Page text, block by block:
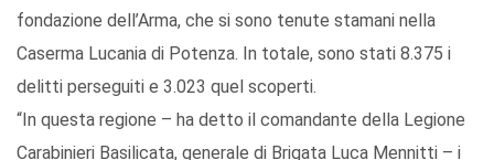
fondazione dell’Arma, che si sono tenute stamani nella
Caserma Lucania di Potenza. In totale, sono stati 8.375 i
delitti perseguiti e 3.023 quel scoperti.
“In questa regione – ha detto il comandante della Legione
Carabinieri Basilicata, generale di Brigata Luca Mennitti – i